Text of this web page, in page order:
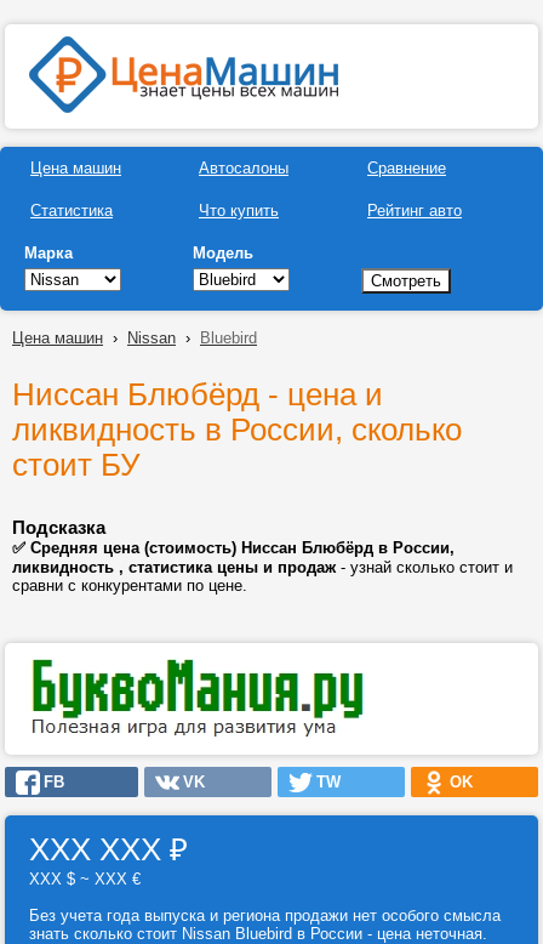
Цена машин
Статистика
Автосалоны
Что купить
Сравнение
Рейтинг авто
Марка Модель
Цена машин › Nissan › Bluebird
Ниссан Блюбёрд - цена и
ликвидность в России, сколько
стоит БУ
Подсказка
✅ Средняя цена (стоимость) Ниссан Блюбёрд в России,
ликвидность , статистика цены и продаж- узнай сколько стоит и
сравни с конкурентами по цене.
FB VK TW OK
ХХХ ХХХ ₽
ХХХ $ ~ ХХХ €
Без учета года выпуска и региона продажи нет особого смысла
знать сколько стоит Nissan Bluebird в России - цена неточная.